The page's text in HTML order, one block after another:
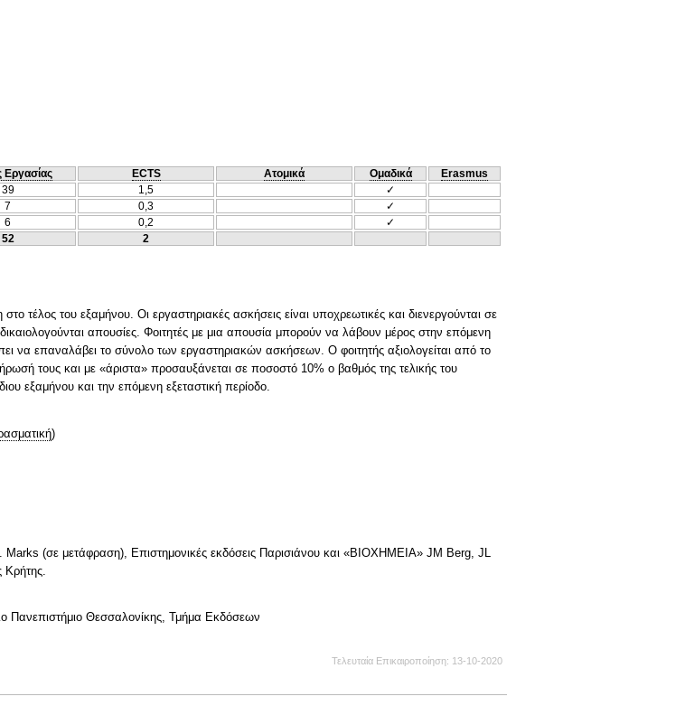
Εργασίας ECTS Ατομικά Ομαδικά
Erasmus
39 1,5
✓
7 0,3
✓
6 0,2
✓
52 2
τέλος του εξαμήνου. Οι εργαστηριακές ασκήσεις είναι υποχρεωτικές και διενεργούνται σε
απουσίες. Φοιτητές με μια απουσία μπορούν να λάβουν μέρος στην επόμενη
να επαναλάβει το σύνολο των εργαστηριακών ασκήσεων. Ο φοιτητής αξιολογείται από το
τους και με «άριστα» προσαυξάνεται σε ποσοστό 10% ο βαθμός της τελικής του
εξαμήνου και την επόμενη εξεταστική περίοδο.
)
Marks (σε μετάφραση), Επιστημονικές εκδόσεις Παρισιάνου και «ΒΙΟΧΗΜΕΙΑ» JM Berg, JL
Κρήτης.
Πανεπιστήμιο Θεσσαλονίκης, Τμήμα Εκδόσεων
Τελευταία Επικαιροποίηση 13-10-2020